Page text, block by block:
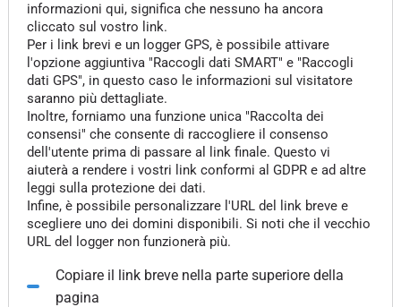
informazioni qui, significa che nessuno ha ancora
cliccato sul vostro link.
Per i link brevi e un logger GPS, è possibile attivare
l'opzione aggiuntiva "Raccogli dati SMART" e "Raccogli
dati GPS", in questo caso le informazioni sul visitatore
saranno più dettagliate.
Inoltre, forniamo una funzione unica "Raccolta dei
consensi" che consente di raccogliere il consenso
dell'utente prima di passare al link finale. Questo vi
aiuterà a rendere i vostri link conformi al GDPR e ad altre
leggi sulla protezione dei dati.
Infine, è possibile personalizzare l'URL del link breve e
scegliere uno dei domini disponibili. Si noti che il vecchio
URL del logger non funzionerà più.
Copiare il link breve nella parte superiore della
pagina